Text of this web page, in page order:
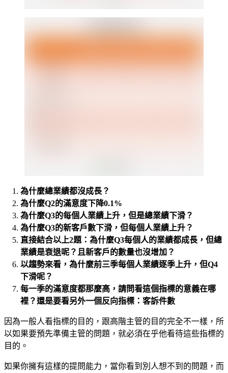
為什麼總業績都沒成長？
為什麼Q2的滿意度下降0.1%
為什麼Q3的每個人業績上升，但是總業績下滑？
為什麼Q3的新客戶數下滑，但每個人業績上升？
直接結合以上2題：為什麼Q3每個人的業績都成長，但總
業績是衰退呢？且新客戶的數量也沒增加？
以趨勢來看，為什麼前三季每個人業績逐季上升，但Q4
下滑呢？
每一季的滿意度都那麼高，請問看這個指標的意義在哪
裡？還是要看另外一個反向指標：客訴件數
因為一般人看指標的目的，跟高階主管的目的完全不一樣，所
以如果要預先準備主管的問題，就必須在乎他看待這些指標的
目的。
如果你擁有這樣的提問能力，當你看到別人想不到的問題，而